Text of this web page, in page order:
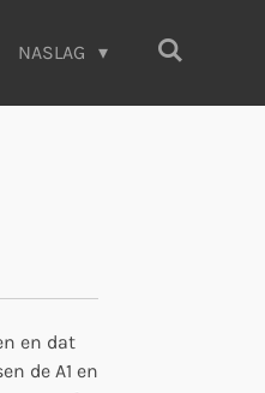
NASLAG
en dat
de A1 en